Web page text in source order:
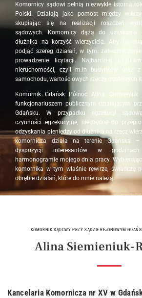
Komornicy sądowi pełnią niezwykle istotną
Polski. Działają jako pomost między
skupiając się na realizacji roszczeń
sądowych. Komornicy dążą do uzyskania
dłużnika na korzyść wierzyciela. Aby to
podjąć szereg działań, w tym:
prowadzenie licytacji. Najbardziej
nieruchomości, czyli m.in budynków oraz
samochodu, wartościowych rzeczy osobistych
Komornik Gdańsk Północ Alina
funkcjonariuszem publicznym działającym
Gdańsku. W przypadku egzekucji
czynności egzekucyjne, niezbędne do
odzyskania pieniędzy od dłużnika na rzecz
komornicza działa na terenie Gdańska –
dyspozycji interesantów w
harmonogramie mojego dnia pracy.
komornika w tym właśnie rewirze, świadczę
obrębie działań, które do mnie należą.
KOMORNIK SĄDOWY PRZY SĄDZIE REJONOWYM
Alina Siemieniuk-
Kancelaria Komornicza nr XV w